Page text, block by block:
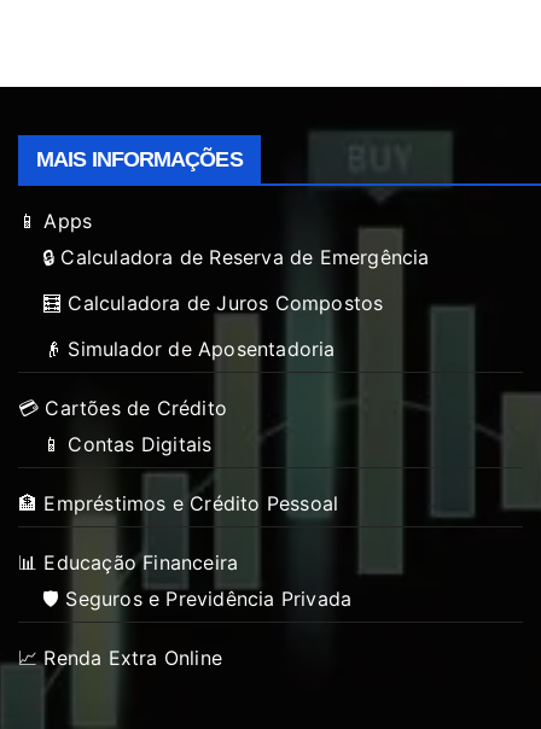
MAIS INFORMAÇÕES
📱 Apps
🔒 Calculadora de Reserva de Emergência
🧮 Calculadora de Juros Compostos
👴 Simulador de Aposentadoria
💳 Cartões de Crédito
📱 Contas Digitais
🏦 Empréstimos e Crédito Pessoal
📊 Educação Financeira
🛡️ Seguros e Previdência Privada
📈 Renda Extra Online